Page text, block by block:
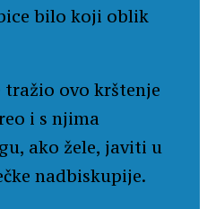
bilo koji oblik
ovo krštenje
i s njima
ako žele, javiti u
nadbiskupije.